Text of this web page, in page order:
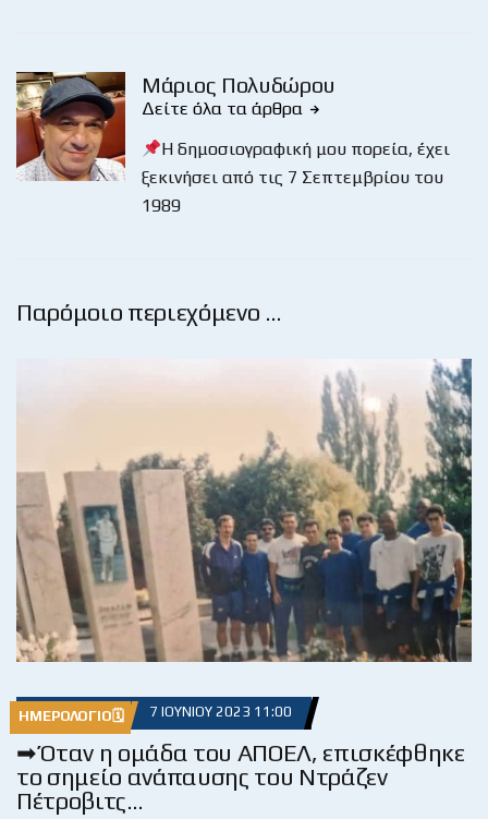
Μάριος Πολυδώρου
Δείτε όλα τα άρθρα
Η δημοσιογραφική μου πορεία, έχει
ξεκινήσει από τις 7 Σεπτεμβρίου του
1989
Παρόμοιο περιεχόμενο …
ΗΜΕΡΟΛΌΓΙΟ🗓 7 ΙΟΥΝΊΟΥ 2023 11:00
➡ Όταν η ομάδα του ΑΠΟΕΛ, επισκέφθηκε
το σημείο ανάπαυσης του Ντράζεν
Πέτροβιτς…